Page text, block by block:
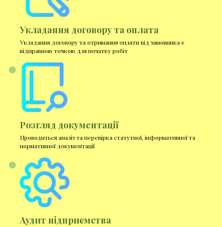
Укладання договору та оплата
Укладання договору та отримання оплати від замовника є
відправною точкою для початку робіт
Розгляд документації
Проводиться аналіз та перевірка статутної, інформативної та
нормативної документації
Аудит підприємства